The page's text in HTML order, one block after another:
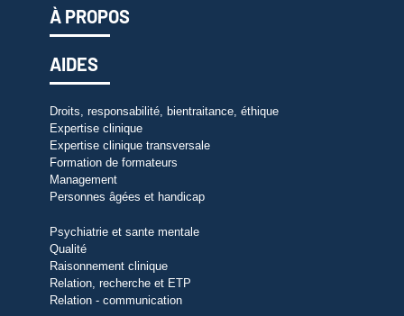
À PROPOS
AIDES
Droits, responsabilité, bientraitance, éthique
Expertise clinique
Expertise clinique transversale
Formation de formateurs
Management
Personnes âgées et handicap
Psychiatrie et sante mentale
Qualité
Raisonnement clinique
Relation, recherche et ETP
Relation - communication